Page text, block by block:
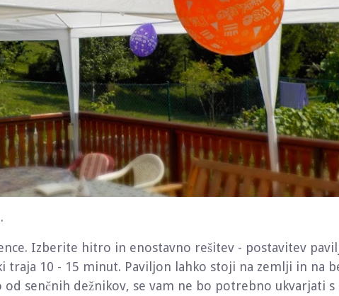
Izberite hitro in enostavno rešitev - postavitev
traja 10 - 15 minut. Paviljon lahko stoji na zemlji in na
od senčnih dežnikov, se vam ne bo potrebno ukvarjati